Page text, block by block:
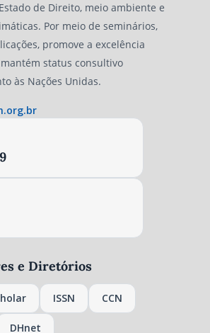
de Direito, meio ambiente e
Por meio de seminários,
promove a excelência
status consultivo
às Nações Unidas.
e Diretórios
ISSN CCN
DHnet